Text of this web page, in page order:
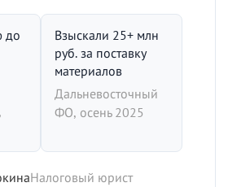
до
Взыскали 25+ млн
руб. за поставку
материалов
Дальневосточный
ФО, осень 2025
Налоговый юрист